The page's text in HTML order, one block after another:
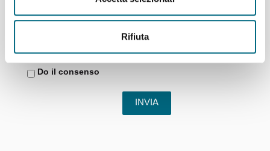
Rifiuta
comunicazione aventi contenuti informativi e/o
promozionali in relazione ai prodotti e servizi forniti e/o
Genova, Enti/aziende con finalità ludica/ricreativa,
Enti/aziende con finalità culturale.
Do il consenso
INVIA